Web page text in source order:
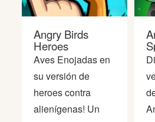
Angry Birds
Heroes
Aves Enojadas en
su versión de
heroes contra
alienígenas! Un